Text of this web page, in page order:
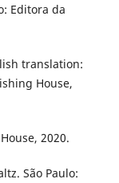
Editora da
translation:
House,
2020.
São Paulo: